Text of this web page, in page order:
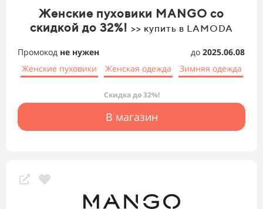
Женские пуховики MANGO со
скидкой до 32%! >> купить в LAMODA
Промокод не нужен до 2025.06.08
Женские пуховики
Женская одежда Зимняя одежда
Скидка до 32%!
В магазин